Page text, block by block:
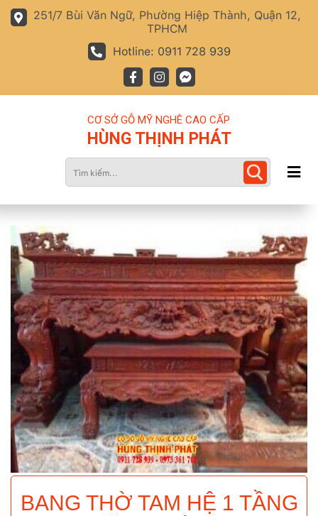
251/7 Bùi Văn Ngữ, Phường Hiệp Thành, Quận 12,
TPHCM
Hotline: 0911 728 939
CƠ SỞ GỖ MỸ NGHÊ CAO CẤP
HÙNG THỊNH PHÁT
BANG THỜ TAM HỆ 1 TẦNG